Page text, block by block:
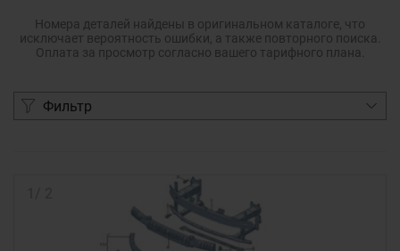
Номера деталей найдены в оригинальном каталоге, что
исключает вероятность ошибки, а также повторного поиска.
Оплата за просмотр согласно вашего тарифного плана.
Фильтр